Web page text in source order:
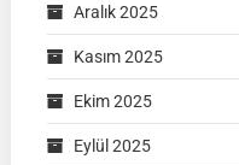
Aralık 2025
Kasım 2025
Ekim 2025
Eylül 2025